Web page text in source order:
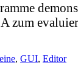
, GUI, Editor